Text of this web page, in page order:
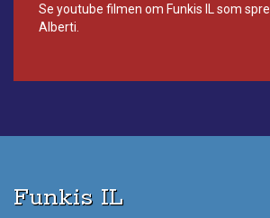
Se youtube filmen om Funkis IL som
Alberti.
Funkis IL